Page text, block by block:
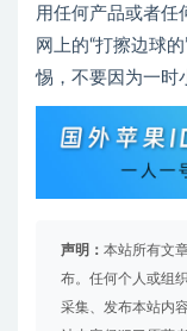
用任何产品或者任
网上的“打擦边球
惕，不要因为一时
声明： 本站所有文
布。任何个人或组
采集、发布本站内